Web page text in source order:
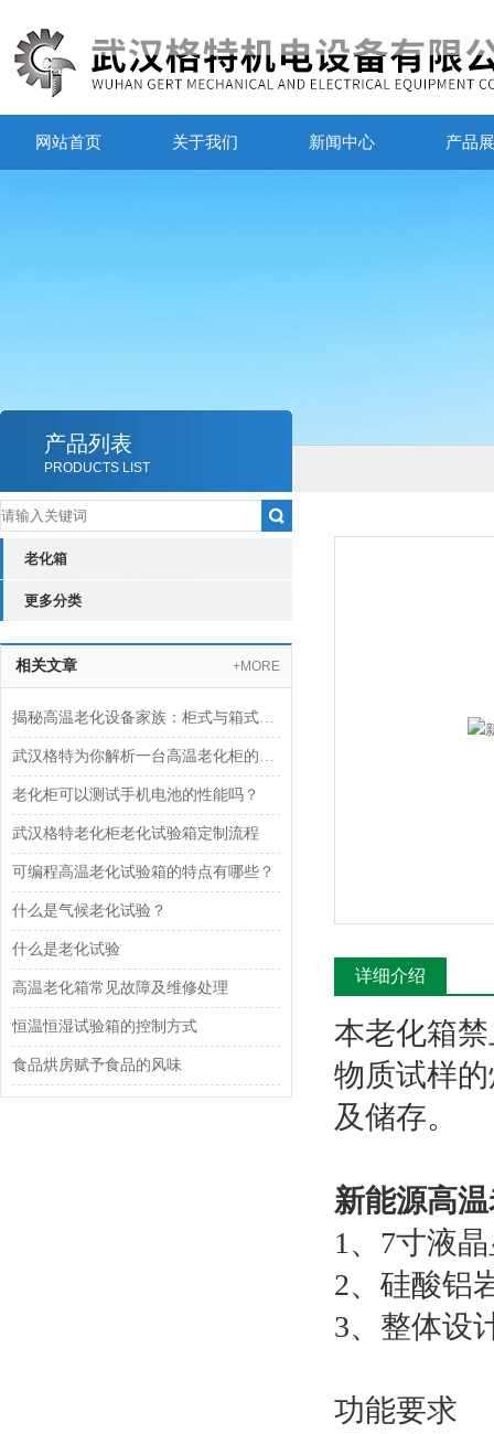
网站首页 关于我们 新闻中心 产品
产品列表
PRODUCTS LIST
老化箱
更多分类
相关文章 +MORE
揭秘高温老化设备家族：柜式与箱式的核心区别差异
武汉格特为你解析一台高温老化柜的生产组装周期
老化柜可以测试手机电池的性能吗？
武汉格特老化柜老化试验箱定制流程
可编程高温老化试验箱的特点有哪些？
什么是气候老化试验？
什么是老化试验
高温老化箱常见故障及维修处理
恒温恒湿试验箱的控制方式
食品烘房赋予食品的风味
详细介绍
本老化箱
物质试样
及储存。
新能源高
1、7寸液
2、硅酸铝
3、整体设
功能要求